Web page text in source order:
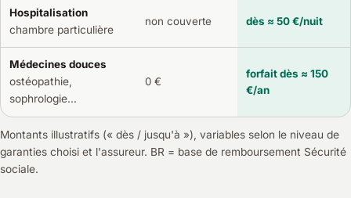
Hospitalisation
chambre particulière
non couverte dès ≈ 50 €/nuit
Médecines douces
ostéopathie,
sophrologie…
0 €
forfait dès ≈ 150
€/an
Montants illustratifs (« dès / jusqu'à »), variables selon le niveau de
garanties choisi et l'assureur. BR = base de remboursement Sécurité
sociale.